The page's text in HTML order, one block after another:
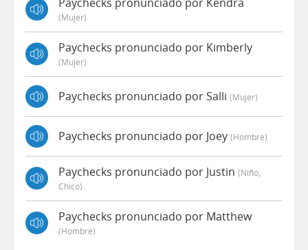
(mujer)
Paychecks pronunciado por Kimberly
(mujer)
Paychecks pronunciado por Salli (mujer)
Paychecks pronunciado por Joey (hombre)
Paychecks pronunciado por Justin (niño,
Chico)
Paychecks pronunciado por Matthew
(hombre)